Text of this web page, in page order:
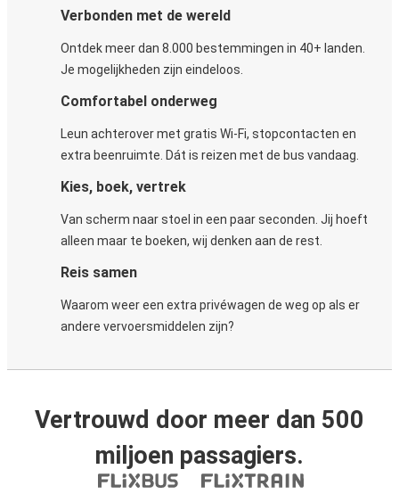
Verbonden met de wereld
Ontdek meer dan 8.000 bestemmingen in 40+ landen.
Je mogelijkheden zijn eindeloos.
Comfortabel onderweg
Leun achterover met gratis Wi-Fi, stopcontacten en
extra beenruimte. Dát is reizen met de bus vandaag.
Kies, boek, vertrek
Van scherm naar stoel in een paar seconden. Jij hoeft
alleen maar te boeken, wij denken aan de rest.
Reis samen
Waarom weer een extra privéwagen de weg op als er
andere vervoersmiddelen zijn?
Vertrouwd door meer dan 500
miljoen passagiers.